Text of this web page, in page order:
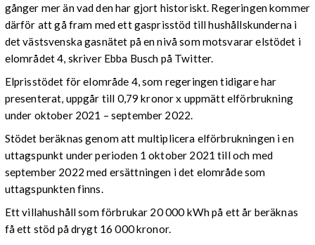
gånger mer än vad den har gjort historiskt. Regeringen kommer
därför att gå fram med ett gasprisstöd till hushållskunderna i
det västsvenska gasnätet på en nivå som motsvarar elstödet i
elområdet 4, skriver Ebba Busch på Twitter.
Elprisstödet för elområde 4, som regeringen tidigare har
presenterat, uppgår till 0,79 kronor x uppmätt elförbrukning
under oktober 2021 – september 2022.
Stödet beräknas genom att multiplicera elförbrukningen i en
uttagspunkt under perioden 1 oktober 2021 till och med
september 2022 med ersättningen i det elområde som
uttagspunkten finns.
Ett villahushåll som förbrukar 20 000 kWh på ett år beräknas
få ett stöd på drygt 16 000 kronor.